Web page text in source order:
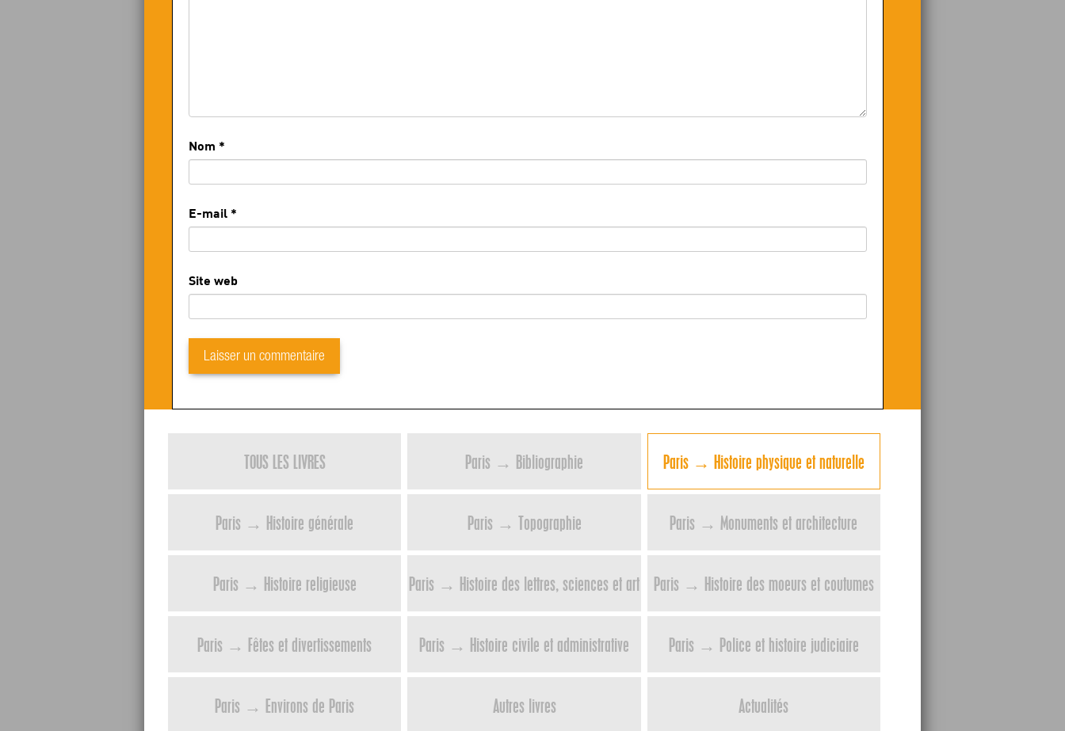
Nom *
E-mail *
Site web
TOUS LES LIVRES Paris → Bibliographie Paris → Histoire physique et naturelle
Paris → Histoire générale Paris → Topographie Paris → Monuments et architecture
Paris → Histoire religieuse Paris → Histoire des lettres, sciences et art Paris → Histoire des moeurs et coutumes
Paris → Fêtes et divertissements Paris → Histoire civile et administrative Paris → Police et histoire judiciaire
Paris → Environs de Paris Autres livres Actualités